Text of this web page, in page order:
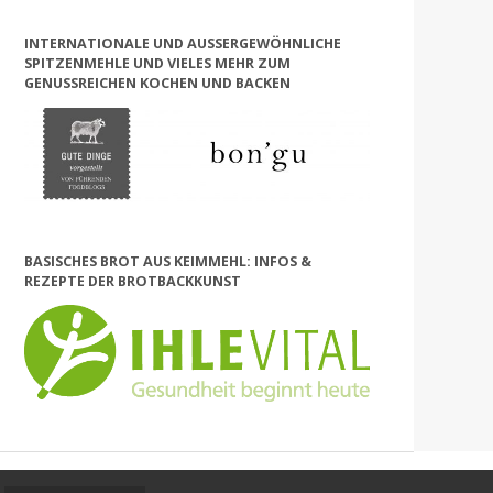
INTERNATIONALE UND AUSSERGEWÖHNLICHE S
PITZENMEHLE UND VIELES MEHR ZUM G
ENUSSREICHEN KOCHEN UND BACKEN
BASISCHES BROT AUS KEIMMEHL: INFOS &
REZEPTE DER BROTBACKKUNST